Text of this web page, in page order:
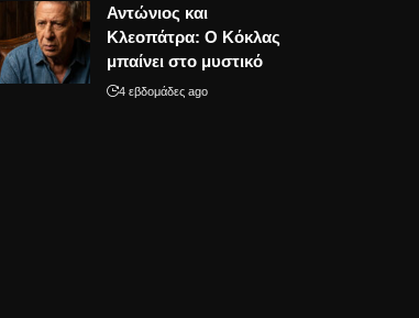
Αντώνιος και
Κλεοπάτρα: Ο Κόκλας
μπαίνει στο μυστικό
4 εβδομάδες ago